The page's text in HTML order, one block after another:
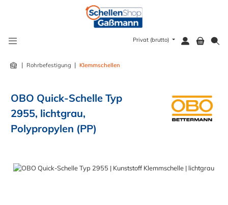
Privat (brutto)
| Rohrbefestigung | Klemmschellen
OBO Quick-Schelle Typ
2955, lichtgrau,
Polypropylen (PP)
Bildergalerie überspringen